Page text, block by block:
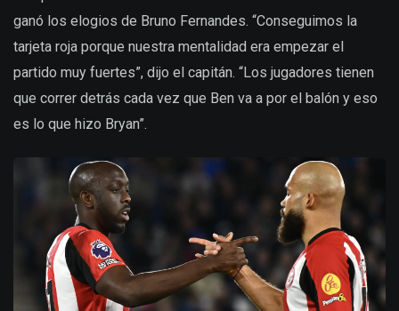
ganó los elogios de Bruno Fernandes. “Conseguimos la
tarjeta roja porque nuestra mentalidad era empezar el
partido muy fuertes”, dijo el capitán. “Los jugadores tienen
que correr detrás cada vez que Ben va a por el balón y eso
es lo que hizo Bryan”.